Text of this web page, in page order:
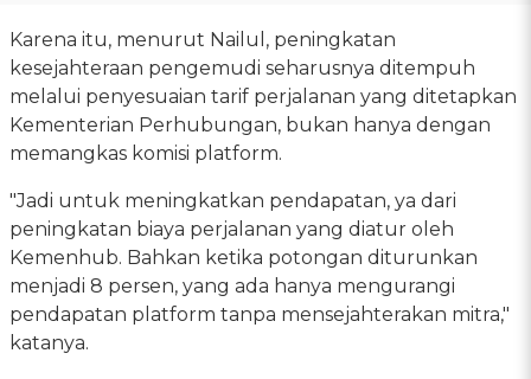
Karena itu, menurut Nailul, peningkatan
kesejahteraan pengemudi seharusnya ditempuh
melalui penyesuaian tarif perjalanan yang ditetapkan
Kementerian Perhubungan, bukan hanya dengan
memangkas komisi platform.
"Jadi untuk meningkatkan pendapatan, ya dari
peningkatan biaya perjalanan yang diatur oleh
Kemenhub. Bahkan ketika potongan diturunkan
menjadi 8 persen, yang ada hanya mengurangi
pendapatan platform tanpa mensejahterakan mitra,"
katanya.